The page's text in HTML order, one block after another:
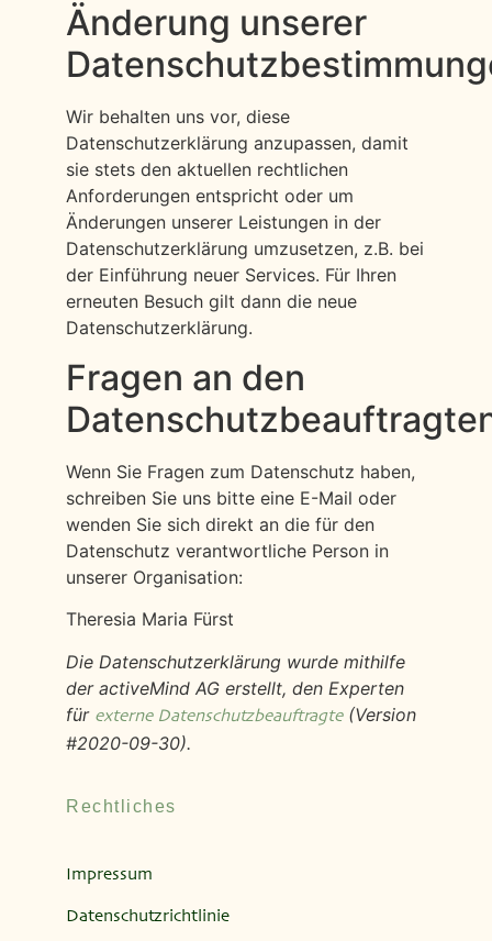
Änderung unserer
Wir behalten uns vor, diese
Datenschutzerklärung anzupassen, damit
sie stets den aktuellen rechtlichen
Anforderungen entspricht oder um
Änderungen unserer Leistungen in der
Datenschutzerklärung umzusetzen, z.B. bei
der Einführung neuer Services. Für Ihren
erneuten Besuch gilt dann die neue
Datenschutzerklärung.
Fragen an den
Wenn Sie Fragen zum Datenschutz haben,
schreiben Sie uns bitte eine E-Mail oder
wenden Sie sich direkt an die für den
Datenschutz verantwortliche Person in
unserer Organisation:
Theresia Maria Fürst
Die Datenschutzerklärung wurde mithilfe
der activeMind AG erstellt, den Experten
für externe Datenschutzbeauftragte(Version
#2020-09-30).
Rechtliches
Impressum
Datenschutzrichtlinie